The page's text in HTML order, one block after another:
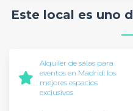
Este local es uno
Alquiler de salas para
eventos en Madrid: los
mejores espacios
exclusivos